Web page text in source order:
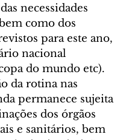
necessidades
como dos
para este ano,
nacional
do mundo etc).
da rotina nas
permanece sujeita
dos órgãos
e sanitários, bem